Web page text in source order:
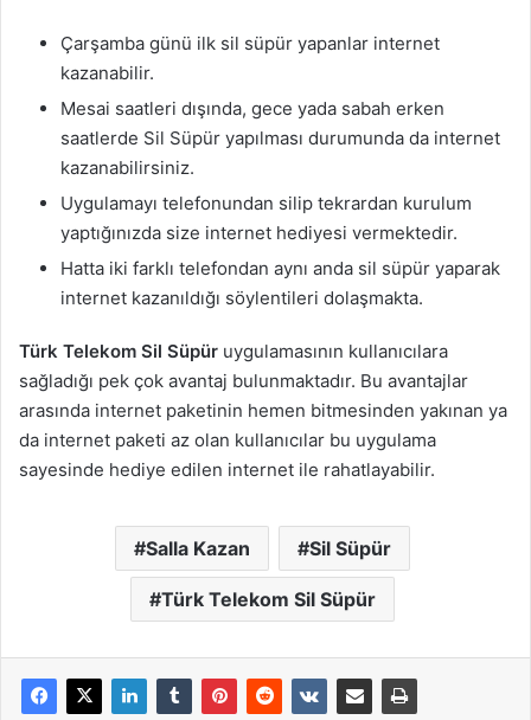
Çarşamba günü ilk sil süpür yapanlar internet
kazanabilir.
Mesai saatleri dışında, gece yada sabah erken
saatlerde Sil Süpür yapılması durumunda da internet
kazanabilirsiniz.
Uygulamayı telefonundan silip tekrardan kurulum
yaptığınızda size internet hediyesi vermektedir.
Hatta iki farklı telefondan aynı anda sil süpür yaparak
internet kazanıldığı söylentileri dolaşmakta.
Türk Telekom Sil Süpür uygulamasının kullanıcılara
sağladığı pek çok avantaj bulunmaktadır. Bu avantajlar
arasında internet paketinin hemen bitmesinden yakınan ya
da internet paketi az olan kullanıcılar bu uygulama
sayesinde hediye edilen internet ile rahatlayabilir.
Salla Kazan Sil Süpür
Türk Telekom Sil Süpür